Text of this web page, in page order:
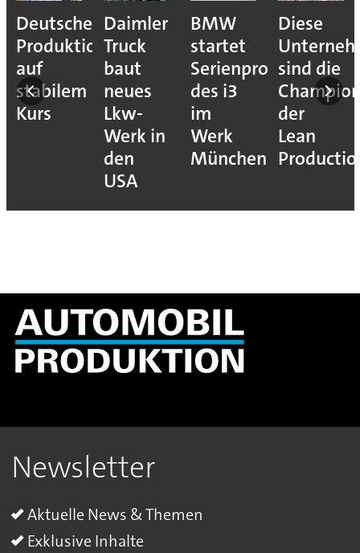
Deutsche
Produktion
auf
stabilem
Kurs
Daimler
Truck
baut
neues
Lkw-
Werk in
den
USA
BMW
startet
Serienproduktion
des i3
im
Werk
München
Diese
sind die
der
Lean
Newsletter
Aktuelle News & Themen
Exklusive Inhalte